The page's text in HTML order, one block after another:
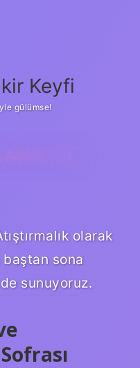
Keyfi
gülümse!
NE
olarak
sona
sunuyoruz.